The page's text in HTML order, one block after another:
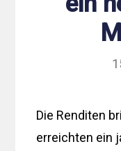
Die Renditen
erreichten ein